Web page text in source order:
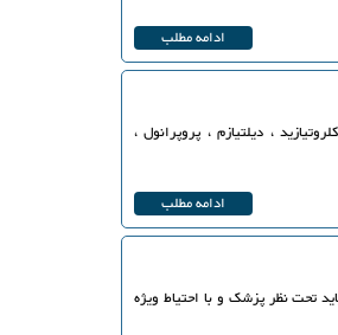
ادامه مطلب
، دیلتیازم ، پروپرانول ،
ادامه مطلب
تحت نظر پزشک و با احتیاط ویژه